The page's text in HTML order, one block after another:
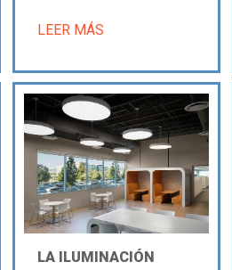
LEER MÁS
LA ILUMINACIÓN